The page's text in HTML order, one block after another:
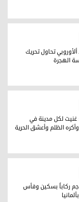
الهجرة غير
سياسة الهجرة
ألأوروبي تحاول تحريك
الهجرة
وأكره الظلم وأعشق
غنيت لكل مدينة في
الظلم وأعشق الحرية
ركاباً بسكين وفأس